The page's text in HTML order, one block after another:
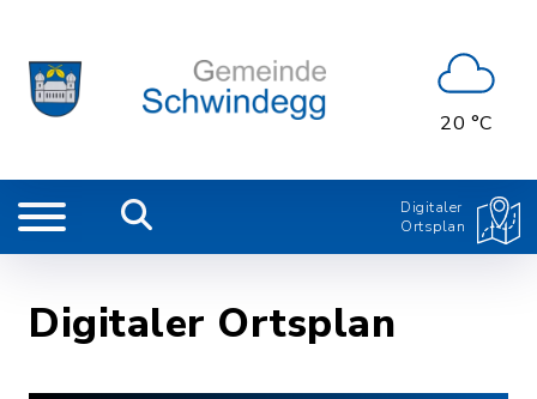
20 °C
Digitaler
Ortsplan
Digitaler Ortsplan